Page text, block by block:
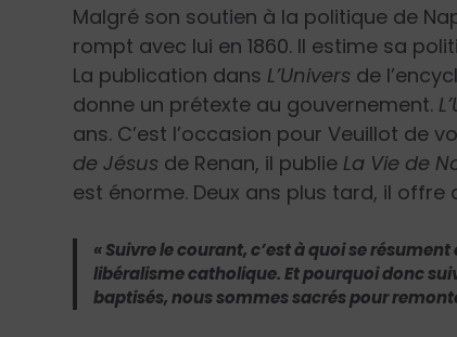
Malgré son soutien à la politique de
rompt avec lui en 1860. Il estime sa
La publication dans L’Univers de
donne un prétexte au gouvernement.
ans. C’est l’occasion pour Veuillot de
de Jésus de Renan, il publie La Vie de
est énorme. Deux ans plus tard, il offre
« Suivre le courant, c’est à quoi se
libéralisme catholique. Et pourquoi donc
baptisés, nous sommes sacrés pour